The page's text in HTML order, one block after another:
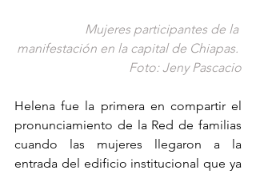
Mujeres participantes de la
manifestación en la capital de Chiapas.
Foto: Jeny Pascacio
Helena fue la primera en compartir el
pronunciamiento de la Red de familias
cuando las mujeres llegaron a la
entrada del edificio institucional que ya